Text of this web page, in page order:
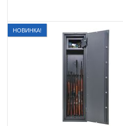
НОВИНКА!